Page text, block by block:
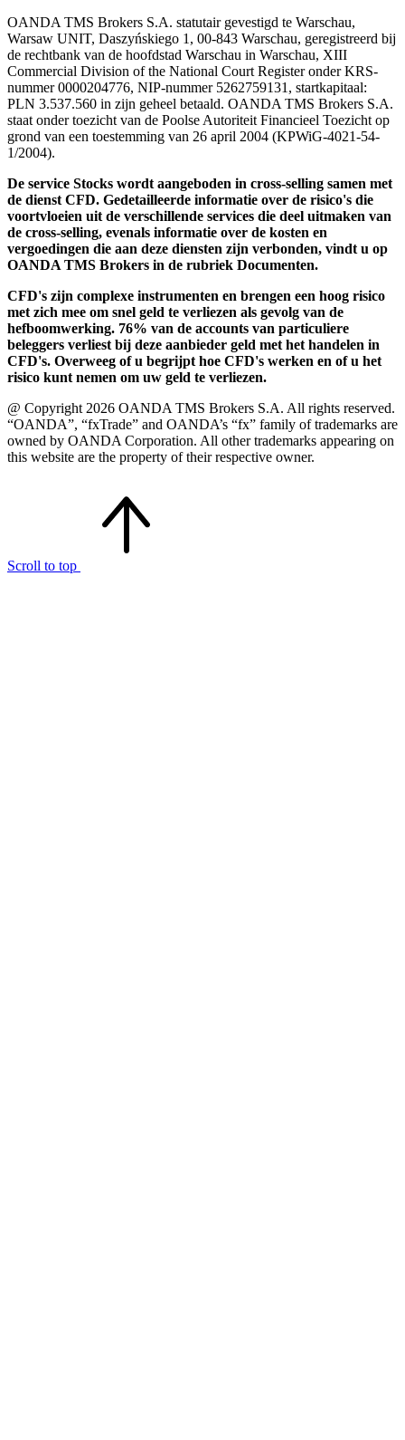
OANDA TMS Brokers S.A. statutair gevestigd te Warschau,
Warsaw UNIT, Daszyńskiego 1, 00-843 Warschau, geregistreerd bij
de rechtbank van de hoofdstad Warschau in Warschau, XIII
Commercial Division of the National Court Register onder KRS-
nummer 0000204776, NIP-nummer 5262759131, startkapitaal:
PLN 3.537.560 in zijn geheel betaald. OANDA TMS Brokers S.A.
staat onder toezicht van de Poolse Autoriteit Financieel Toezicht op
grond van een toestemming van 26 april 2004 (KPWiG-4021-54-
1/2004).
De service Stocks wordt aangeboden in cross-selling samen met
de dienst CFD. Gedetailleerde informatie over de risico's die
voortvloeien uit de verschillende services die deel uitmaken van
de cross-selling, evenals informatie over de kosten en
vergoedingen die aan deze diensten zijn verbonden, vindt u op
OANDA TMS Brokers in de rubriek Documenten.
CFD's zijn complexe instrumenten en brengen een hoog risico
met zich mee om snel geld te verliezen als gevolg van de
hefboomwerking. 76% van de accounts van particuliere
beleggers verliest bij deze aanbieder geld met het handelen in
CFD's. Overweeg of u begrijpt hoe CFD's werken en of u het
risico kunt nemen om uw geld te verliezen.
@ Copyright 2026 OANDA TMS Brokers S.A. All rights reserved.
“OANDA”, “fxTrade” and OANDA’s “fx” family of trademarks are
owned by OANDA Corporation. All other trademarks appearing on
this website are the property of their respective owner.
Scroll to top